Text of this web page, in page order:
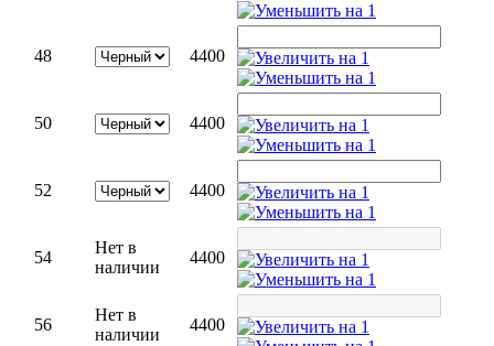
48 4400
50 4400
52 4400
54
Нет в
наличии
4400
56
Нет в
наличии
4400